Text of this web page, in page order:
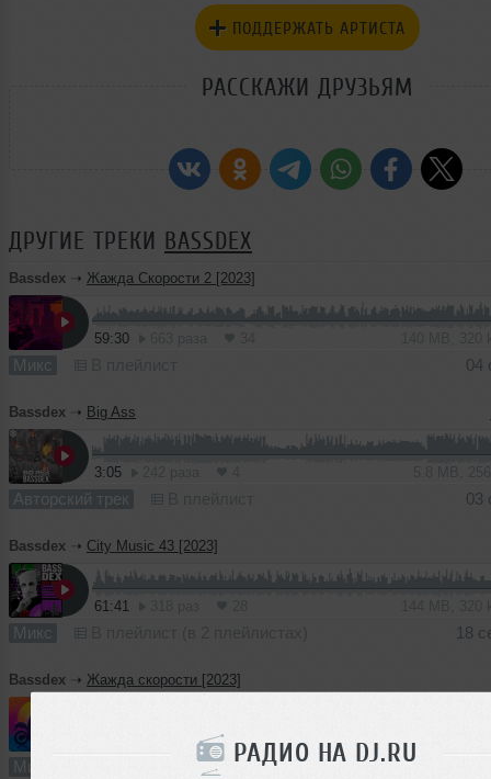
РАДИО НА DJ.RU
ПОДДЕРЖАТЬ АРТИСТА
РАССКАЖИ ДРУЗЬЯМ
ДРУГИЕ ТРЕКИ BASSDEX
Bassdex ➝ Жажда Скорости 2 [2023]
59:30
Микс 04
Bassdex ➝ Big Ass
3:05
Авторский трек 03
Bassdex ➝ City Music 43 [2023]
61:41
Микс 18
Bassdex ➝ Жажда скорости [2023]
497 раз 33 149 MB, 320
Микс В плейлист (в 4 плейлистах)